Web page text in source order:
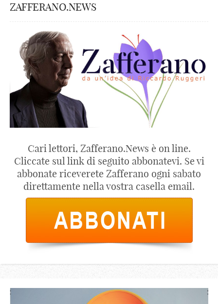
ZAFFERANO.NEWS
Cari lettori, Zafferano.News è on line.
Cliccate sul link di seguito abbonatevi. Se vi
abbonate riceverete Zafferano ogni sabato
direttamente nella vostra casella email.